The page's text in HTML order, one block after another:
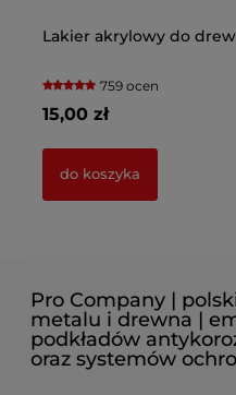
Lakier akrylowy do
759 ocen
15,00 zł
do koszyka
Pro Company |
metalu i drewna |
podkładów
oraz systemów